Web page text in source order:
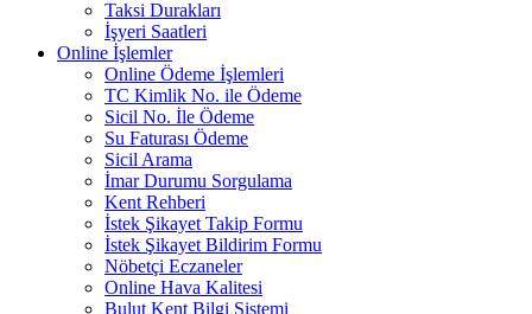
Taksi Durakları
İşyeri Saatleri
Online İşlemler
Online Ödeme İşlemleri
TC Kimlik No. ile Ödeme
Sicil No. İle Ödeme
Su Faturası Ödeme
Sicil Arama
İmar Durumu Sorgulama
Kent Rehberi
İstek Şikayet Takip Formu
İstek Şikayet Bildirim Formu
Nöbetçi Eczaneler
Online Hava Kalitesi
Bulut Kent Bilgi Sistemi